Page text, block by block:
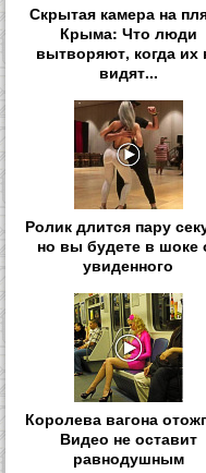
Скрытая камера на
Крыма: Что люди
вытворяют, когда их
видят...
Ролик длится пару
но вы будете в шоке
увиденного
Королева вагона
Видео не оставит
равнодушным